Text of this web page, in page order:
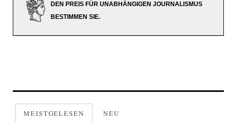
DEN PREIS FÜR UNABHÄNGIGEN JOURNALISMUS
BESTIMMEN SIE.
MEISTGELESEN NEU